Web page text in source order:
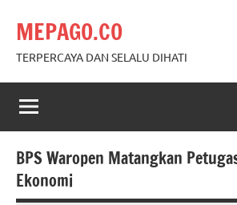
content
MEPAGO.CO
TERPERCAYA DAN SELALU DIHATI
BPS Waropen Matangkan
Ekonomi